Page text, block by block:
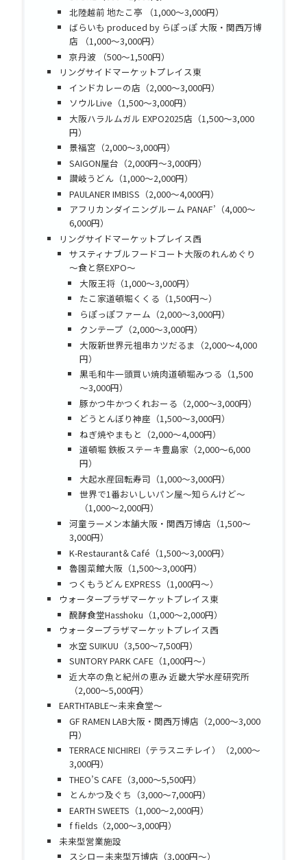
北陸越前 地たこ亭 （1,000～3,000円）
ばらいも produced by らぽっぽ 大阪・関西万博
店 （1,000～3,000円）
京丹波 （500～1,500円）
リングサイドマーケットプレイス東
インドカレーの店（2,000～3,000円）
ソウルLive（1,500～3,000円）
大阪ハラルムガル EXPO2025店（1,500～3,000
円）
景福宮（2,000～3,000円）
SAIGON屋台（2,000円～3,000円）
讃岐うどん（1,000～2,000円）
PAULANER IMBISS（2,000～4,000円）
アフリカンダイニングルーム PANAF’（4,000～
6,000円）
リングサイドマーケットプレイス西
サスティナブルフードコート大阪のれんめぐり
～食と祭EXPO～
大阪王将（1,000～3,000円）
たこ家道頓堀くくる（1,500円～）
らぽっぽファーム（2,000～3,000円）
クンテープ（2,000～3,000円）
大阪新世界元祖串カツだるま（2,000～4,000
円）
黒毛和牛一頭買い焼肉道頓堀みつる（1,500
～3,000円）
豚かつ牛かつくれおーる（2,000～3,000円）
どうとんぼり神座（1,500～3,000円）
ねぎ焼やまもと（2,000～4,000円）
道頓堀 鉄板ステーキ豊島家（2,000～6,000
円）
大起水産回転寿司（1,000～3,000円）
世界で1番おいしいパン屋～知らんけど～
（1,000～2,000円）
河童ラーメン本舗大阪・関西万博店（1,500～
3,000円）
K-Restaurant＆Café（1,500～3,000円）
魯園菜館大阪（1,500～3,000円）
つくもうどん EXPRESS（1,000円～）
ウォータープラザマーケットプレイス東
醗酵食堂Hasshoku（1,000～2,000円）
ウォータープラザマーケットプレイス西
水空 SUIKUU（3,500～7,500円）
SUNTORY PARK CAFE（1,000円～）
近大卒の魚と紀州の恵み 近畿大学水産研究所
（2,000～5,000円）
EARTHTABLE～未来食堂～
GF RAMEN LAB大阪・関西万博店（2,000～3,000
円）
TERRACE NICHIREI（テラスニチレイ）（2,000～
3,000円）
THEO’S CAFE（3,000～5,500円）
とんかつ及ぐち（3,000～7,000円）
EARTH SWEETS（1,000～2,000円）
f fields（2,000～3,000円）
未来型営業施設
スシロー未来型万博店（3,000円～）